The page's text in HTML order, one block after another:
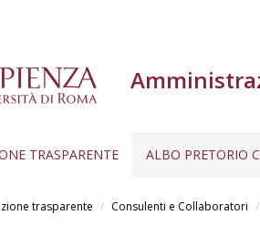
TRASPARENTE ALBO PRETORIO
trasparente Consulenti e Collaboratori